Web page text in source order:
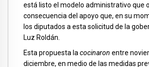
está listo el modelo administrativo que
consecuencia del apoyo que, en su
los diputados a esta solicitud de la
Luz Roldán.
Esta propuesta la cocinaron entre
diciembre, en medio de las medidas